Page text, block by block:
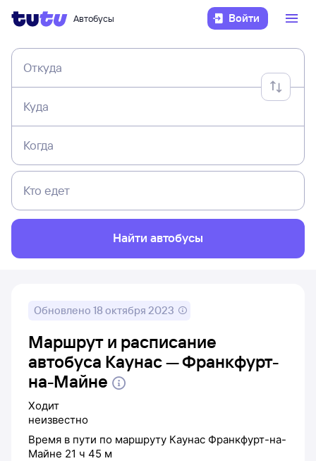
Автобусы Войти
Откуда
Куда
Когда
Кто едет
Найти автобусы
Обновлено 18 октября 2023
Маршрут и расписание
автобуса Каунас — Франкфурт-
на-Майне
Ходит
неизвестно
Время в пути по маршруту Каунас Франкфурт-на-
Майне 21 ч 45 м